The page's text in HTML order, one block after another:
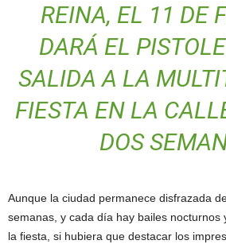
REINA, EL 11 DE
DARÁ EL
SALIDA A LA
FIESTA EN LA
DOS
Aunque la ciudad permanece disfrazada
semanas, y cada día hay bailes nocturnos
la fiesta, si hubiera que destacar los